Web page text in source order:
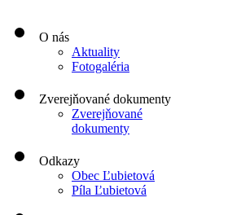
O nás
Aktuality
Fotogaléria
Zverejňované dokumenty
Zverejňované
dokumenty
Odkazy
Obec Ľubietová
Píla Ľubietová